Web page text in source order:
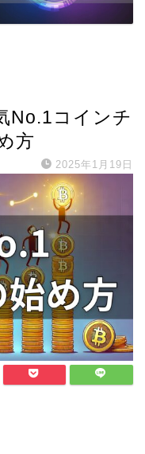
No.1コインチ
方
2025年1月19日